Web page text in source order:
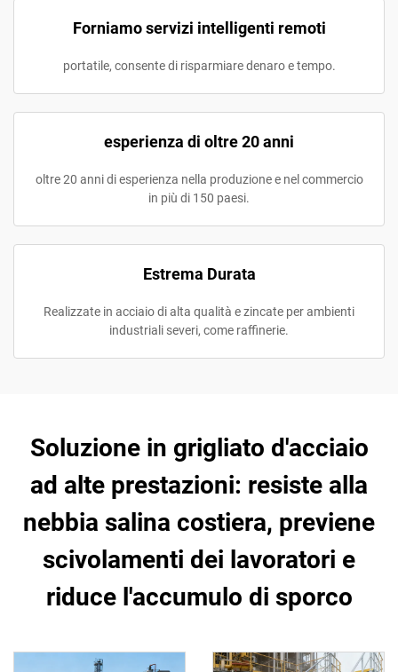
Forniamo servizi intelligenti remoti
portatile, consente di risparmiare denaro e tempo.
esperienza di oltre 20 anni
oltre 20 anni di esperienza nella produzione e nel commercio
in più di 150 paesi.
Estrema Durata
Realizzate in acciaio di alta qualità e zincate per ambienti
industriali severi, come raffinerie.
Soluzione in grigliato d'acciaio
ad alte prestazioni: resiste alla
nebbia salina costiera, previene
scivolamenti dei lavoratori e
riduce l'accumulo di sporco